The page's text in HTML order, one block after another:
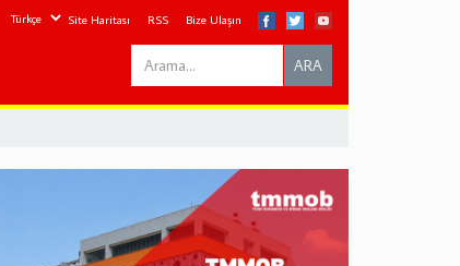
Site Haritası RSS Bize Ulaşın
Search
this
ARA